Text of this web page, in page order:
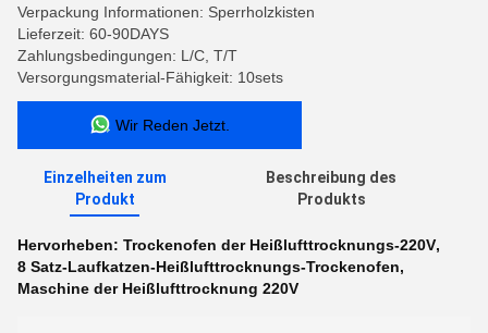
Verpackung Informationen: Sperrholzkisten
Lieferzeit: 60-90DAYS
Zahlungsbedingungen: L/C, T/T
Versorgungsmaterial-Fähigkeit: 10sets
Wir Reden Jetzt.
Einzelheiten zum
Produkt
Beschreibung des
Produkts
Hervorheben: Trockenofen der Heißlufttrocknungs-220V,
8 Satz-Laufkatzen-Heißlufttrocknungs-Trockenofen,
Maschine der Heißlufttrocknung 220V